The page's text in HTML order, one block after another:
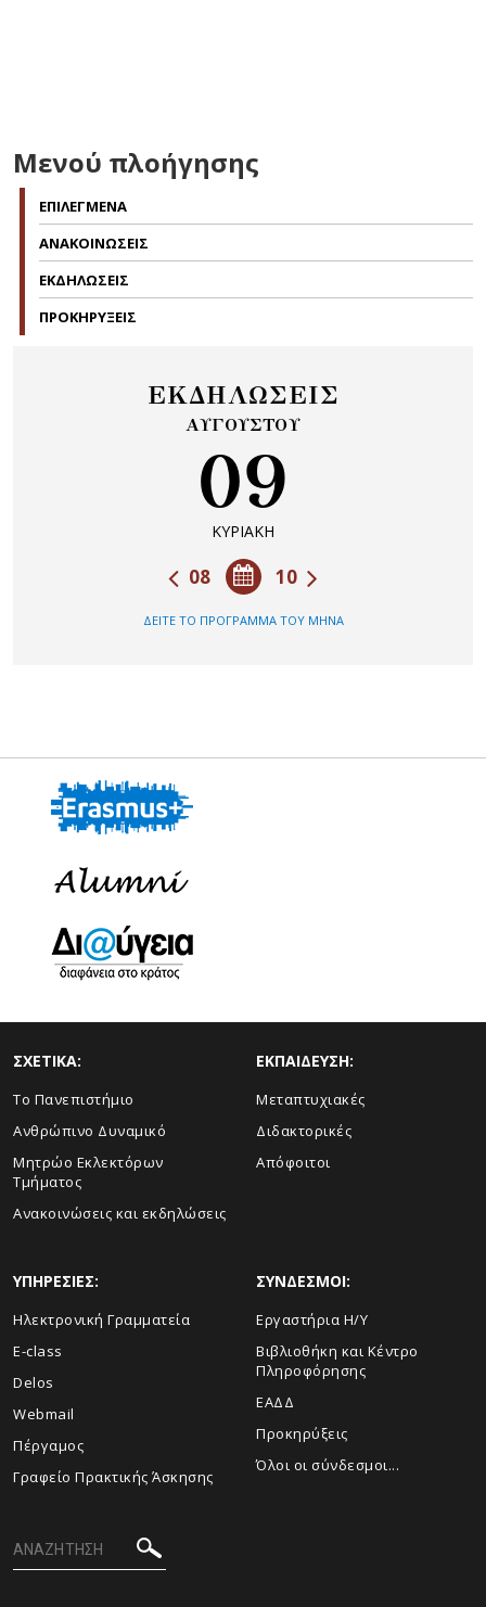
Μενού πλοήγησης
ΕΠΙΛΕΓΜΕΝΑ
ΑΝΑΚΟΙΝΩΣΕΙΣ
ΕΚΔΗΛΩΣΕΙΣ
ΠΡΟΚΗΡΥΞΕΙΣ
ΕΚΔΗΛΩΣΕΙΣ
ΑΥΓΟΥΣΤΟΥ
09
ΚΥΡΙΑΚΗ
10
08
ΔΕΙΤΕ ΤΟ ΠΡΟΓΡΑΜΜΑ ΤΟΥ ΜΗΝΑ
ΣΧΕΤΙΚΑ:
Το Πανεπιστήμιο
Ανθρώπινο Δυναμικό
Μητρώο Εκλεκτόρων
Τμήματος
Ανακοινώσεις και εκδηλώσεις
ΕΚΠΑΙΔΕΥΣΗ:
Μεταπτυχιακές
Διδακτορικές
Απόφοιτοι
ΥΠΗΡΕΣΙΕΣ:
Ηλεκτρονική Γραμματεία
E-class
Delos
Webmail
Πέργαμος
Γραφείο Πρακτικής Άσκησης
ΣΥΝΔΕΣΜΟΙ:
Εργαστήρια Η/Υ
Βιβλιοθήκη και Κέντρο
Πληροφόρησης
ΕΑΔΔ
Προκηρύξεις
Όλοι οι σύνδεσμοι...